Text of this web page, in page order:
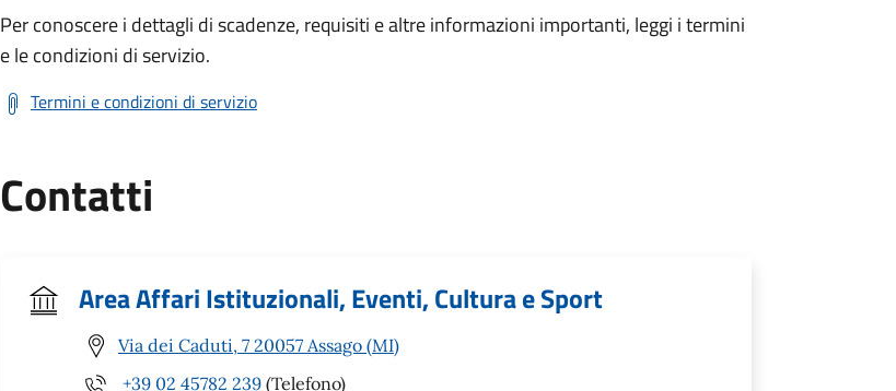
Per conoscere i dettagli di scadenze, requisiti e altre informazioni importanti, leggi i termini
e le condizioni di servizio.
Termini e condizioni di servizio
Contatti
Area Affari Istituzionali, Eventi, Cultura e Sport
Via dei Caduti, 7 20057 Assago (MI)
+39 02 45782 239 (Telefono)